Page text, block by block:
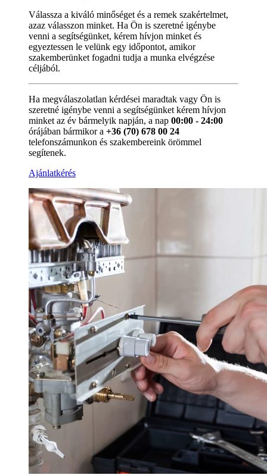
Válassza a kiváló minőséget és a remek szakértelmet,
azaz válasszon minket. Ha Ön is szeretné igénybe
venni a segítségünket, kérem hívjon minket és
egyeztessen le velünk egy időpontot, amikor
szakemberünket fogadni tudja a munka elvégzése
céljából.
Ha megválaszolatlan kérdései maradtak vagy Ön is
szeretné igénybe venni a segítségünket kérem hívjon
minket az év bármelyik napján, a nap 00:00 - 24:00
órájában bármikor a +36 (70) 678 00 24
telefonszámunkon és szakembereink örömmel
segítenek.
Ajánlatkérés